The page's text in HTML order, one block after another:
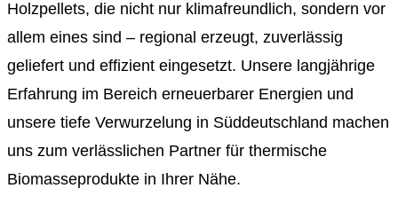
Holzpellets, die nicht nur klimafreundlich, sondern vor
allem eines sind – regional erzeugt, zuverlässig
geliefert und effizient eingesetzt. Unsere langjährige
Erfahrung im Bereich erneuerbarer Energien und
unsere tiefe Verwurzelung in Süddeutschland machen
uns zum verlässlichen Partner für thermische
Biomasseprodukte in Ihrer Nähe.